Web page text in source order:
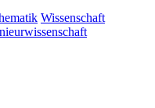
Wissenschaft